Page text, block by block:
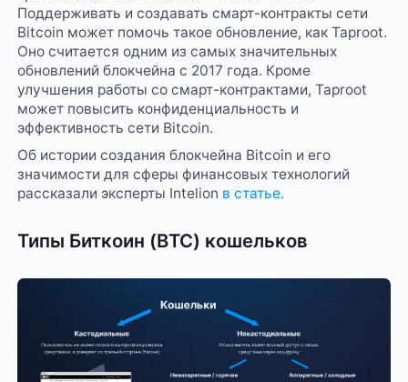
Поддерживать и создавать смарт-контракты сети
Bitcoin может помочь такое обновление, как Taproot.
Оно считается одним из самых значительных
обновлений блокчейна с 2017 года. Кроме
улучшения работы со смарт-контрактами, Taproot
может повысить конфиденциальность и
эффективность сети Bitcoin.
Об истории создания блокчейна Bitcoin и его
значимости для сферы финансовых технологий
рассказали эксперты Intelion в статье.
Типы Биткоин (BTC) кошельков